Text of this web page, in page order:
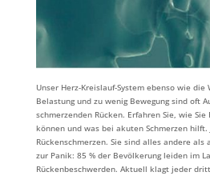
Unser Herz-Kreislauf-System ebenso wie
Belastung und zu wenig Bewegung sind oft
schmerzenden Rücken. Erfahren Sie, wie
können und was bei akuten Schmerzen
Rückenschmerzen. Sie sind alles andere als
zur Panik: 85 % der Bevölkerung leiden im
Rückenbeschwerden. Aktuell klagt jeder